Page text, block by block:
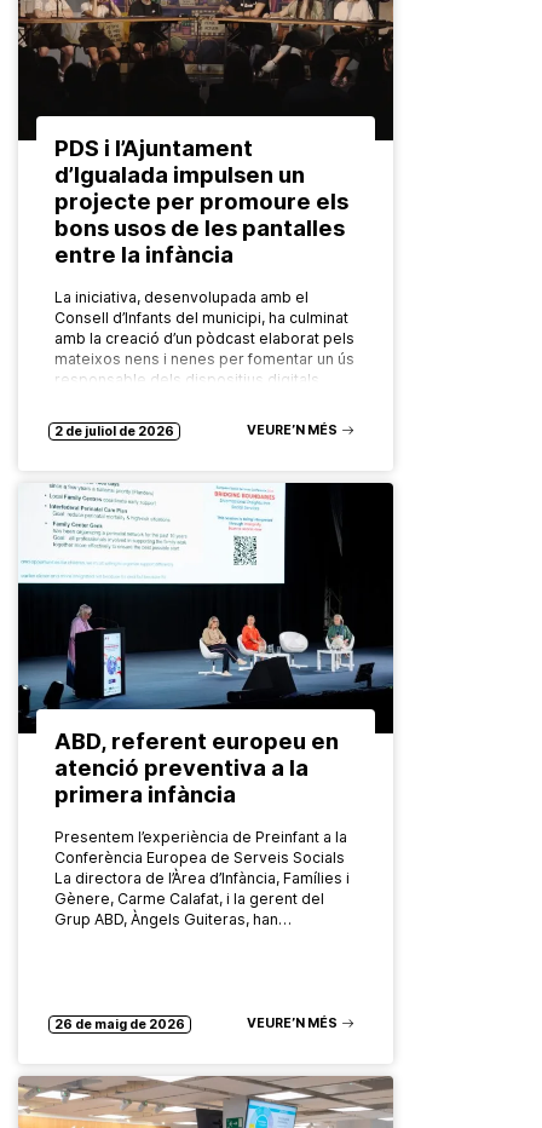
PDS i l’Ajuntament
d’Igualada impulsen un
projecte per promoure els
bons usos de les pantalles
entre la infància
La iniciativa, desenvolupada amb el
Consell d’Infants del municipi, ha culminat
amb la creació d’un pòdcast elaborat pels
mateixos nens i nenes per fomentar un ús
responsable dels dispositius digitals…
2 de juliol de 2026 VEURE’N MÉS
ABD, referent europeu en
atenció preventiva a la
primera infància
Presentem l’experiència de Preinfant a la
Conferència Europea de Serveis Socials
La directora de l’Àrea d’Infància, Famílies i
Gènere, Carme Calafat, i la gerent del
Grup ABD, Àngels Guiteras, han…
26 de maig de 2026 VEURE’N MÉS